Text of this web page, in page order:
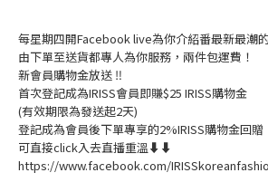
每星期四開Facebook live為你介紹番最新最潮
由下單至送貨都專人為你服務，兩件包運費！
新會員購物金放送 ‼️
首次登記成為IRISS會員即賺$25 IRISS購物金
(有效期限為發送起2天)
登記成為會員後下單專享的2%IRISS購物金回贈
可直接click入去直播重溫⬇⬇
https://www.facebook.com/